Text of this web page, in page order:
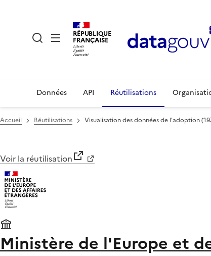
RÉPUBLIQUE
FRANÇAISE
Données API Réutilisations
Accueil Réutilisations Visualisation des données de l'adoption
Voir la réutilisation
Ministère de l'Europe et